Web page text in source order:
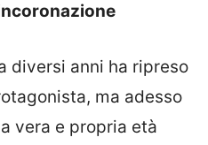
diversi anni ha ripreso
ma adesso
vera e propria età